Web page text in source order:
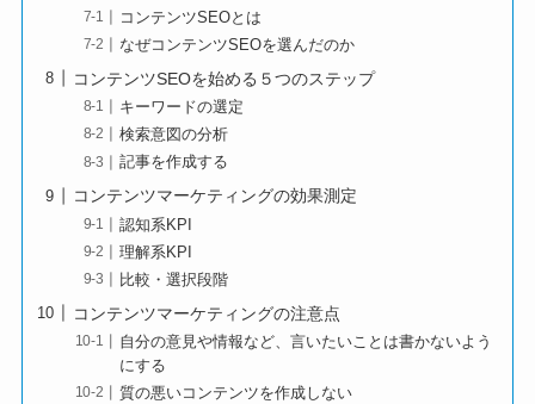
コンテンツSEOとは
なぜコンテンツSEOを選んだのか
コンテンツSEOを始める５つのステップ
キーワードの選定
検索意図の分析
記事を作成する
コンテンツマーケティングの効果測定
認知系KPI
理解系KPI
比較・選択段階
コンテンツマーケティングの注意点
自分の意見や情報など、言いたいことは書かないよう
にする
質の悪いコンテンツを作成しない